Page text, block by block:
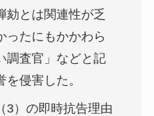
劾とは関連性が乏
ったにもかかわら
調査官」などと記
侵害した。
3）の即時抗告理由